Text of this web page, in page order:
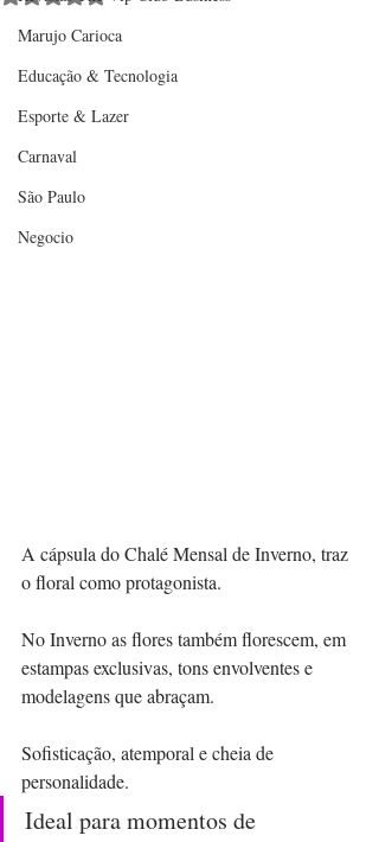
Marujo Carioca
Educação & Tecnologia
Esporte & Lazer
Carnaval
São Paulo
Negocio
A cápsula do Chalé Mensal de Inverno, traz
o floral como protagonista.
No Inverno as flores também florescem, em
estampas exclusivas, tons envolventes e
modelagens que abraçam.
Sofisticação, atemporal e cheia de
personalidade.
Ideal para momentos de